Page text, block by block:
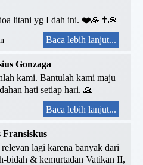
litani yg I dah ini. ❤️🙏✝️🙏
Baca lebih lanjut...
Gonzaga
kami. Bantulah kami maju
hati setiap hari. 🙏
Baca lebih lanjut...
Fransiskus
lagi karena banyak dari
bidah & kemurtadan Vatikan II,